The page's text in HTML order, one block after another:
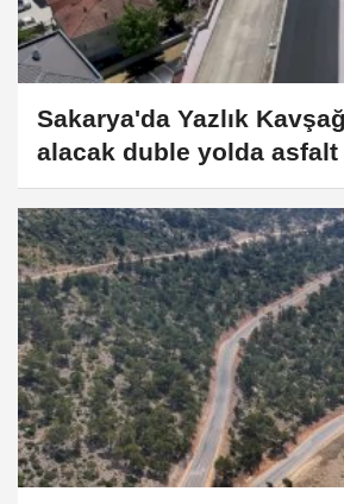
Sakarya'da Yazlık
alacak duble yolda asfalt